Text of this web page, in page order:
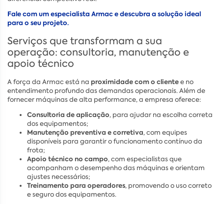
Fale com um especialista Armac e descubra a solução ideal
para o seu projeto.
Serviços que transformam a sua
operação: consultoria, manutenção e
apoio técnico
A força da Armac está na proximidade com o clientee no
entendimento profundo das demandas operacionais. Além de
fornecer máquinas de alta performance, a empresa oferece:
Consultoria de aplicação, para ajudar na escolha correta
dos equipamentos;
Manutenção preventiva e corretiva, com equipes
disponíveis para garantir o funcionamento contínuo da
frota;
Apoio técnico no campo, com especialistas que
acompanham o desempenho das máquinas e orientam
ajustes necessários;
Treinamento para operadores, promovendo o uso correto
e seguro dos equipamentos.